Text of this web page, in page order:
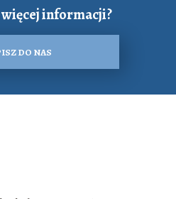
informacji?
DO NAS